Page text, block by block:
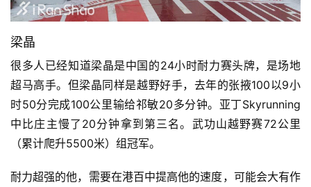
梁晶
很多人已经知道梁晶是中国的24小时耐力赛头牌，是场地
超马高手。但梁晶同样是越野好手，去年的张掖100以9小
时50分完成100公里输给祁敏20多分钟。亚丁Skyrunning
中比庄主慢了20分钟拿到第三名。武功山越野赛72公里
（累计爬升5500米）组冠军。
耐力超强的他，需要在港百中提高他的速度，可能会大有作